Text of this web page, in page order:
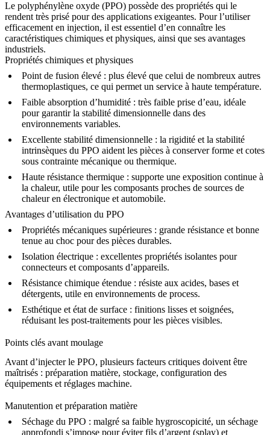
Le polyphénylène oxyde (PPO) possède des propriétés qui le
rendent très prisé pour des applications exigeantes. Pour l’utiliser
efficacement en injection, il est essentiel d’en connaître les
caractéristiques chimiques et physiques, ainsi que ses avantages
industriels.
Propriétés chimiques et physiques
Point de fusion élevé : plus élevé que celui de nombreux autres
thermoplastiques, ce qui permet un service à haute température.
Faible absorption d’humidité : très faible prise d’eau, idéale
pour garantir la stabilité dimensionnelle dans des
environnements variables.
Excellente stabilité dimensionnelle : la rigidité et la stabilité
intrinsèques du PPO aident les pièces à conserver forme et cotes
sous contrainte mécanique ou thermique.
Haute résistance thermique : supporte une exposition continue à
la chaleur, utile pour les composants proches de sources de
chaleur en électronique et automobile.
Avantages d’utilisation du PPO
Propriétés mécaniques supérieures : grande résistance et bonne
tenue au choc pour des pièces durables.
Isolation électrique : excellentes propriétés isolantes pour
connecteurs et composants d’appareils.
Résistance chimique étendue : résiste aux acides, bases et
détergents, utile en environnements de process.
Esthétique et état de surface : finitions lisses et soignées,
réduisant les post-traitements pour les pièces visibles.
Points clés avant moulage
Avant d’injecter le PPO, plusieurs facteurs critiques doivent être
maîtrisés : préparation matière, stockage, configuration des
équipements et réglages machine.
Manutention et préparation matière
Séchage du PPO : malgré sa faible hygroscopicité, un séchage
approfondi s’impose pour éviter fils d’argent (splay) et